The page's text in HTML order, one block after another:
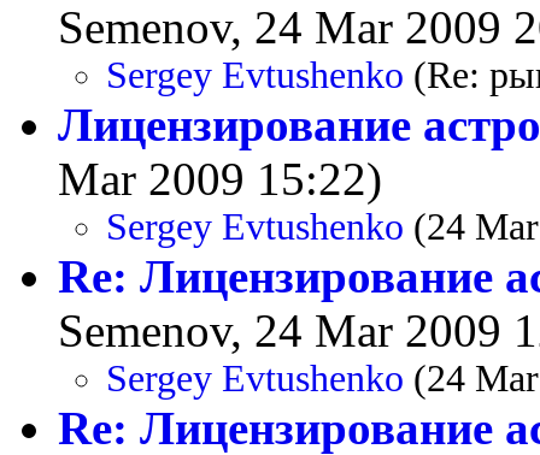
Semenov, 24 Mar 2009
Sergey Evtushenko (Re:
Лицензирование
Mar 2009 15:22)
Sergey Evtushenko (24
Re: Лицензирование
Semenov, 24 Mar 2009
Sergey Evtushenko (24
Re: Лицензирование